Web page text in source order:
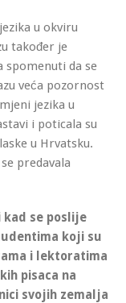
u okviru
također je
spomenuti da se
veća pozornost
jezika u
i poticala su
u Hrvatsku.
predavala
kad se poslije
koji su
i lektoratima
pisaca na
svojih zemalja